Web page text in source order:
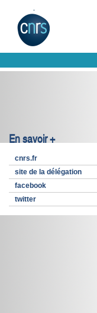
En savoir +
cnrs.fr
site de la délégation
facebook
twitter